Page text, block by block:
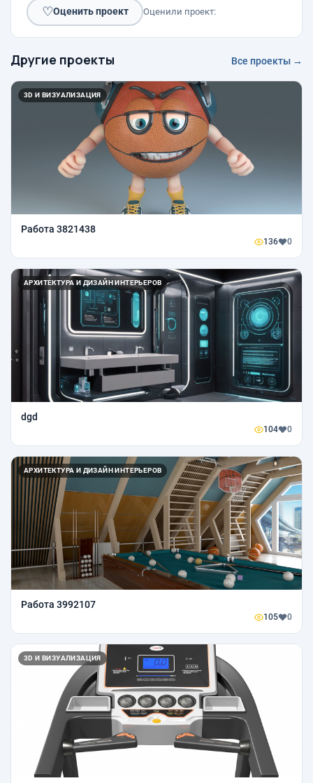
♡Оценить проект Оценили проект:
Другие проекты Все проекты →
3D И ВИЗУАЛИЗАЦИЯ
Работа 3821438
136 0
АРХИТЕКТУРА И ДИЗАЙН ИНТЕРЬЕРОВ
dgd
104 0
АРХИТЕКТУРА И ДИЗАЙН ИНТЕРЬЕРОВ
Работа 3992107
105 0
3D И ВИЗУАЛИЗАЦИЯ